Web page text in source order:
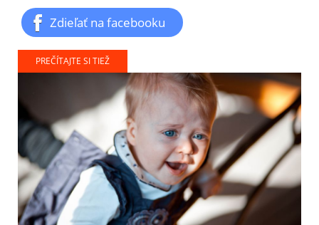
Zdieľať na facebooku
PREČÍTAJTE SI TIEŽ